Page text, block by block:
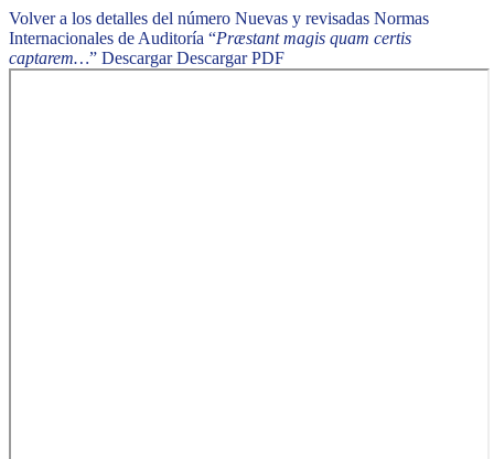
Volver a los detalles del número Nuevas y revisadas Normas
Internacionales de Auditoría “Præstant magis quam certis
captarem…” DescargarDescargar PDF